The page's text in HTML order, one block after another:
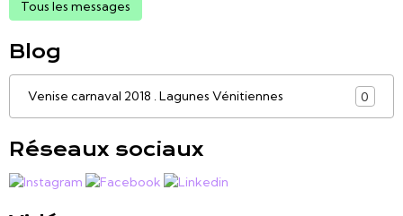
Tous les messages
Blog
Venise carnaval 2018 . Lagunes Vénitiennes 0
Réseaux sociaux